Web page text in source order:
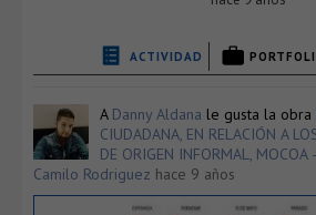
ACTIVIDAD
A Danny Aldana le gusta la obra
CIUDADANA, EN RELACIÓN A
DE ORIGEN INFORMAL, MOCOA
Camilo Rodriguez hace 9 años